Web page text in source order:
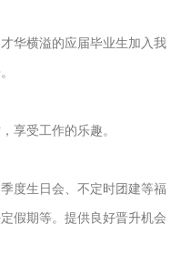
华横溢的应届毕业生加入我
享受工作的乐趣。
度生日会、不定时团建等福
假期等。提供良好晋升机会